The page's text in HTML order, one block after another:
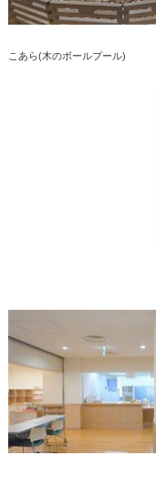
こあら(木のボールプール)